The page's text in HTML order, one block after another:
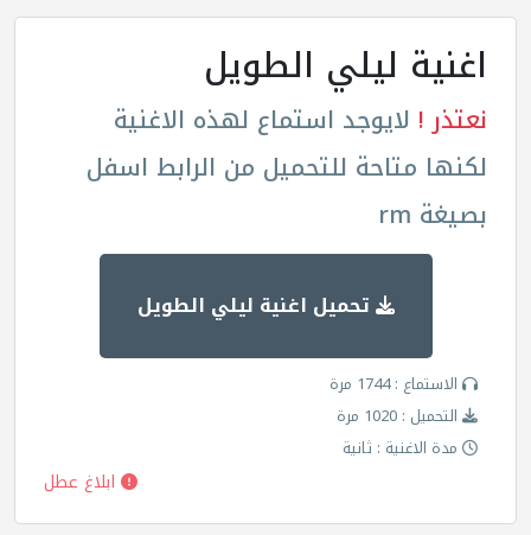
اغنية ليلي الطويل
نعتذر ! لايوجد استماع لهذه الاغنية
لكنها متاحة للتحميل من الرابط اسفل
بصيغة rm
تحميل اغنية ليلي الطويل
الاستماع : 1744 مرة
التحميل : 1020 مرة
مدة الاغنية : ثانية
ابلاغ عطل